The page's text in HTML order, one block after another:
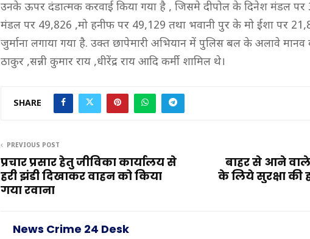
उनके ऊपर दंडात्मक करवाई किया गया है , जिसमे दीपोल के दिनेश मंडल
मंडल पर 49,826 ,मो हनीफ पर 49,129 तथा भवानी पुर के मो ईशा पर
जुर्माना लगाया गया है. उक्त छापेमारी अभियान में पुलिस बल के अलावे
ठाकुर ,सन्नी कुमार राय ,धीरेंद्र राय आदि कर्मी शामिल थे।
SHARE
PREVIOUS POST
प्रचार प्रसार हेतु जीविका कार्यालय से
हरी झंडी दिखाकर वाहन को किया
गया रवाना
बाहर से आने
के लिये सुरक्षा की
News Crime 24 Desk